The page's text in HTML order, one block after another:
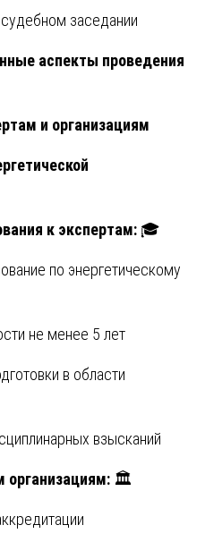
заседании
аспекты проведения
и организациям
к экспертам: 🎓
по энергетическому
не менее 5 лет
в области
взысканий
организациям: 🏛️